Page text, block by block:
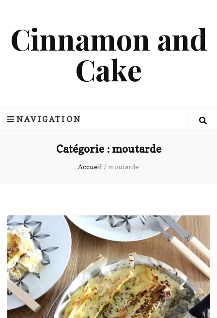
Cinnamon and
Cake
NAVIGATION
Catégorie :moutarde
Accueil /moutarde